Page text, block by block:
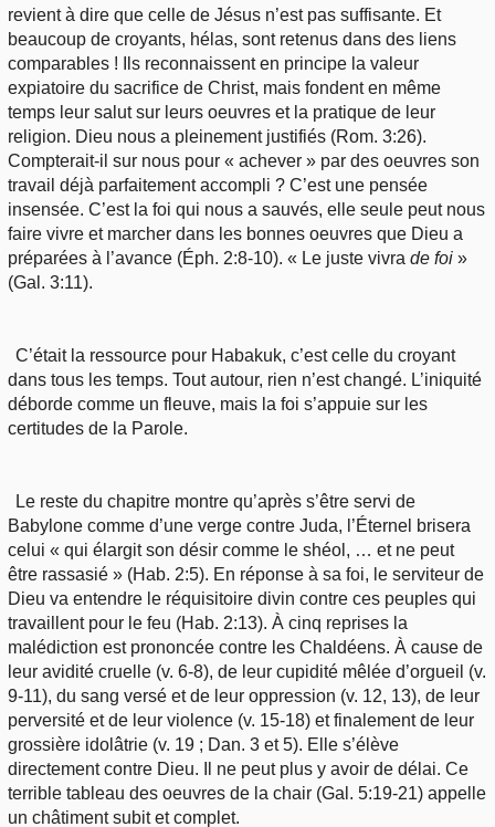
revient à dire que celle de Jésus n’est pas suffisante. Et
beaucoup de croyants, hélas, sont retenus dans des liens
comparables ! Ils reconnaissent en principe la valeur
expiatoire du sacrifice de Christ, mais fondent en même
temps leur salut sur leurs oeuvres et la pratique de leur
religion. Dieu nous a pleinement justifiés (Rom. 3:26).
Compterait-il sur nous pour « achever » par des oeuvres son
travail déjà parfaitement accompli ? C’est une pensée
insensée. C’est la foi qui nous a sauvés, elle seule peut nous
faire vivre et marcher dans les bonnes oeuvres que Dieu a
préparées à l’avance (Éph. 2:8-10). « Le juste vivra de foi »
(Gal. 3:11).
C’était la ressource pour Habakuk, c’est celle du croyant
dans tous les temps. Tout autour, rien n’est changé. L’iniquité
déborde comme un fleuve, mais la foi s’appuie sur les
certitudes de la Parole.
Le reste du chapitre montre qu’après s’être servi de
Babylone comme d’une verge contre Juda, l’Éternel brisera
celui « qui élargit son désir comme le shéol, … et ne peut
être rassasié » (Hab. 2:5). En réponse à sa foi, le serviteur de
Dieu va entendre le réquisitoire divin contre ces peuples qui
travaillent pour le feu (Hab. 2:13). À cinq reprises la
malédiction est prononcée contre les Chaldéens. À cause de
leur avidité cruelle (v. 6-8), de leur cupidité mêlée d’orgueil (v.
9-11), du sang versé et de leur oppression (v. 12, 13), de leur
perversité et de leur violence (v. 15-18) et finalement de leur
grossière idolâtrie (v. 19 ; Dan. 3 et 5). Elle s’élève
directement contre Dieu. Il ne peut plus y avoir de délai. Ce
terrible tableau des oeuvres de la chair (Gal. 5:19-21) appelle
un châtiment subit et complet.